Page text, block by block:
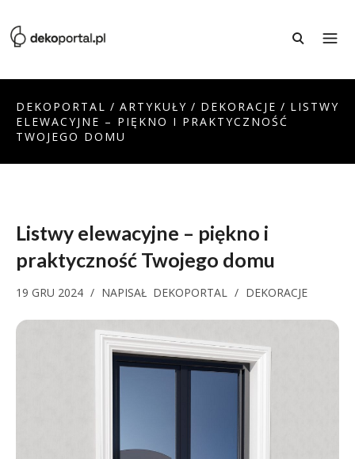
DEKOPORTAL / ARTYKUŁY / DEKORACJE / LISTWY
ELEWACYJNE – PIĘKNO I PRAKTYCZNOŚĆ
TWOJEGO DOMU
Listwy elewacyjne – piękno i
praktyczność Twojego domu
19 GRU 2024 / NAPISAŁ DEKOPORTAL / DEKORACJE